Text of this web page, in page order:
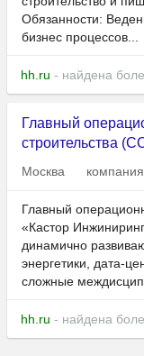
Обязанности:
бизнес процессов...
hh.ru - найдена
Главный
строительства
Москва
Главный
«Кастор
динамично
энергетики,
сложные
hh.ru - найдена